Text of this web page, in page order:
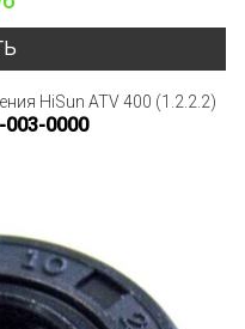
HiSun ATV 400 (1.2.2.2)
003-0000